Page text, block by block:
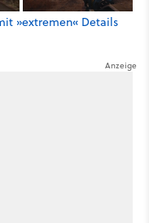
»extremen« Details